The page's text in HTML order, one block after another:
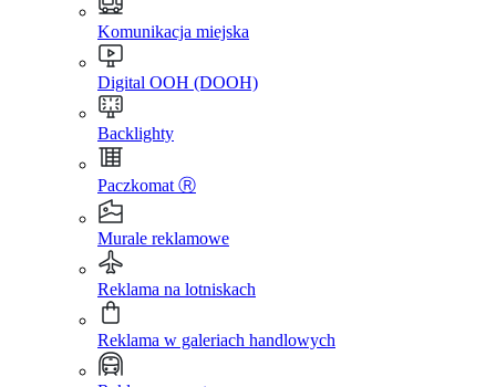
Komunikacja miejska
Digital OOH (DOOH)
Backlighty
Paczkomat Ⓡ
Murale reklamowe
Reklama na lotniskach
Reklama w galeriach handlowych